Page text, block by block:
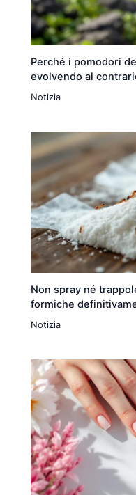
Perché i pomodori
evolvendo al
Notizia
Non spray né
formiche
Notizia